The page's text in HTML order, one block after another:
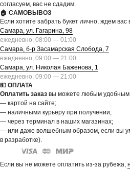
согласуем, вас не сдадим.
🏠 САМОВЫВОЗ
Если хотите забрать букет лично, ждем
Самара, ул. Гагарина, 98
ежедневно, 08:00 — 01:00
Самара, б-р Засамарская Слобода, 7
ежедневно, 09:00 — 21:00
Самара, ул. Николая Баженова, 1
ежедневно, 09:00 — 21:00
💵 ОПЛАТА
Оплатить заказ вы можете любым удобным
— картой на сайте;
— наличными курьеру при получении;
— через терминал в наших магазинах;
— или даже волшебным образом, если вы
в разработке).
Если вы не можете оплатить из-за рубежа,